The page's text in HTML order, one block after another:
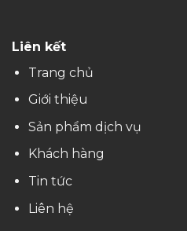
Liên kết
Trang chủ
Giới thiệu
Sản phẩm dịch vụ
Khách hàng
Tin tức
Liên hệ